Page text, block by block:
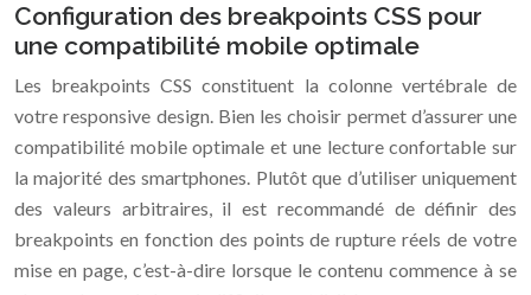
Configuration des breakpoints CSS pour
une compatibilité mobile optimale
Les breakpoints CSS constituent la colonne vertébrale de
votre responsive design. Bien les choisir permet d’assurer une
compatibilité mobile optimale et une lecture confortable sur
la majorité des smartphones. Plutôt que d’utiliser uniquement
des valeurs arbitraires, il est recommandé de définir des
breakpoints en fonction des points de rupture réels de votre
mise en page, c’est-à-dire lorsque le contenu commence à se